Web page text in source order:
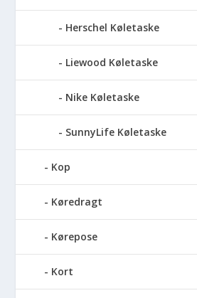
Herschel Køletaske
Liewood Køletaske
Nike Køletaske
SunnyLife Køletaske
Kop
Køredragt
Kørepose
Kort